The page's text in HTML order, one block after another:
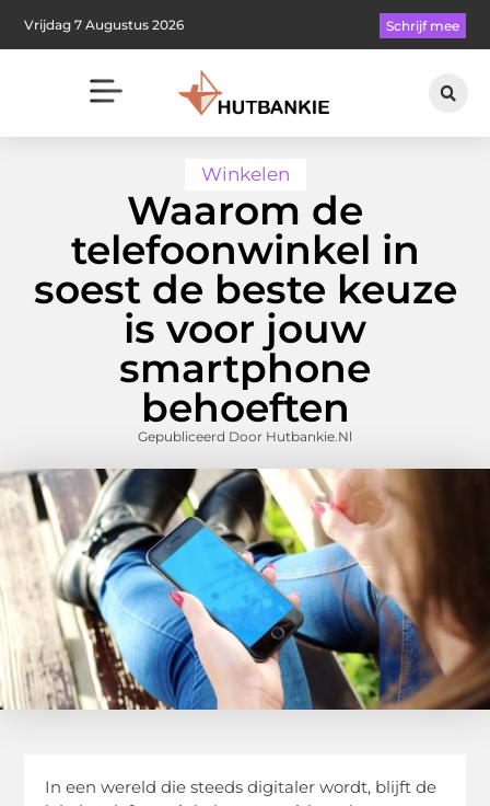
Vrijdag 7 Augustus 2026 Schrijf mee
Winkelen
Waarom de
telefoonwinkel in
soest de beste keuze
is voor jouw
smartphone
behoeften
Gepubliceerd Door Hutbankie.nl
In een wereld die steeds digitaler wordt, blijft de